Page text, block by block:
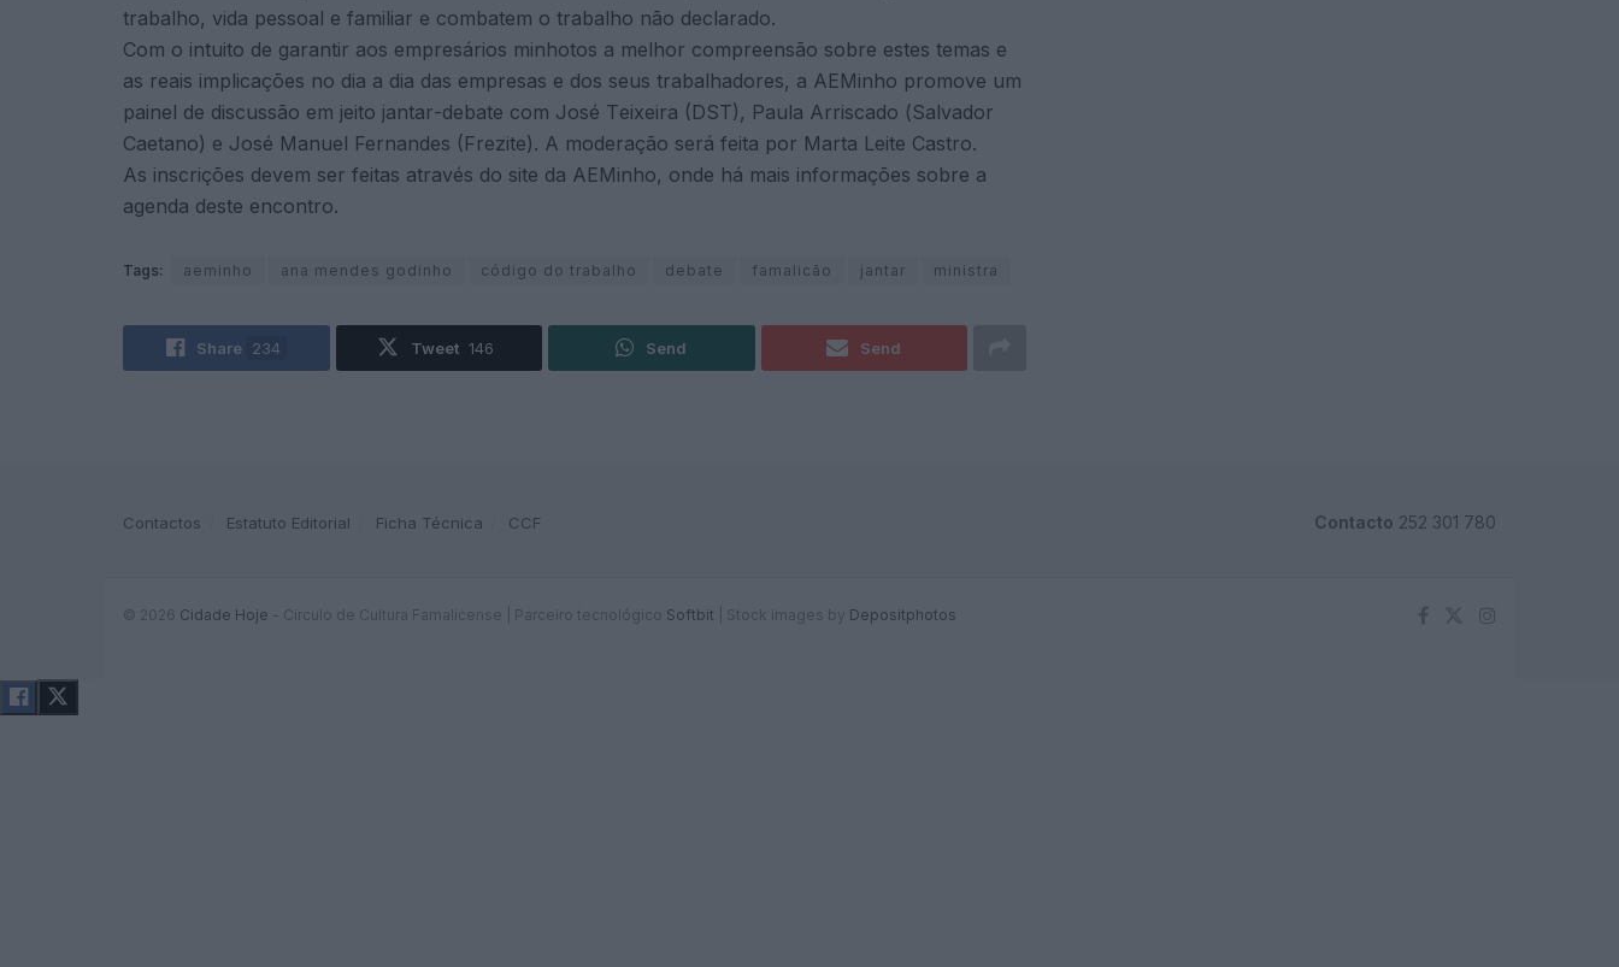
trabalho, vida pessoal e familiar e combatem o trabalho não declarado.
Com o intuito de garantir aos empresários minhotos a melhor compreensão sobre estes temas e
as reais implicações no dia a dia das empresas e dos seus trabalhadores, a AEMinho promove um
painel de discussão em jeito jantar-debate com José Teixeira (DST), Paula Arriscado (Salvador
Caetano) e José Manuel Fernandes (Frezite). A moderação será feita por Marta Leite Castro.
As inscrições devem ser feitas através do site da AEMinho, onde há mais informações sobre a
agenda deste encontro.
Tags: aeminho ana mendes godinho código do trabalho debate famalicão jantar ministra
Share 234 Tweet 146 Send Send
Contactos Estatuto Editorial Ficha Técnica CCF Contacto 252 301 780
© 2026 Cidade Hoje - Circulo de Cultura Famalicense | Parceiro tecnológico Softbit Stock images by Depositphotos